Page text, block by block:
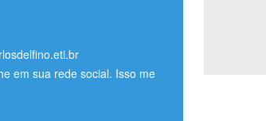
em sua rede social. Isso me